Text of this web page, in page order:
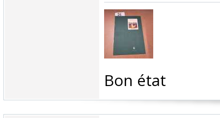
‎Bon état ‎